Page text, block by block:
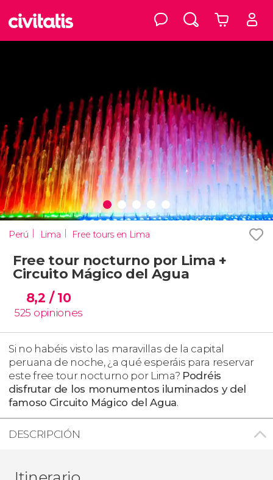
Perú Lima Free tours en Lima
Free tour nocturno por Lima +
Circuito Mágico del Agua
8,2 / 10
525 opiniones
Si no habéis visto las maravillas de la capital
peruana de noche, ¿a qué esperáis para reservar
este free tour nocturno por Lima? Podréis
disfrutar de los monumentos iluminados y del
famoso Circuito Mágico del Agua.
DESCRIPCIÓN